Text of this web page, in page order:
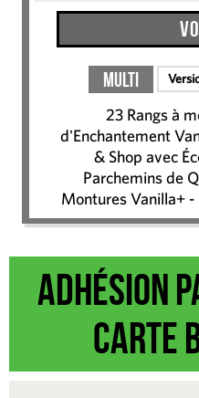
Multi
23 Rangs à
d'Enchantement
& Shop avec
Parchemins de
Montures Vanilla+
Adhésion
carte